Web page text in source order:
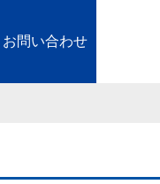
お問い合わせ